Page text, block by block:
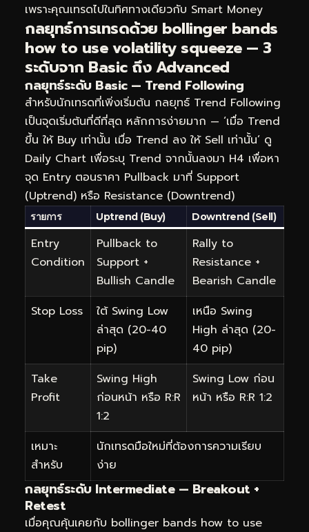
เพราะคุณเทรดไปในทิศทางเดียวกับ Smart Money
กลยุทธ์การเทรดด้วย bollinger bands
how to use volatility squeeze — 3
ระดับจาก Basic ถึง Advanced
กลยุทธ์ระดับ Basic — Trend Following
สำหรับนักเทรดที่เพิ่งเริ่มต้น กลยุทธ์ Trend Following
เป็นจุดเริ่มต้นที่ดีที่สุด หลักการง่ายมาก — ‘เมื่อ Trend
ขึ้น ให้ Buy เท่านั้น เมื่อ Trend ลง ให้ Sell เท่านั้น’ ดู
Daily Chart เพื่อระบุ Trend จากนั้นลงมา H4 เพื่อหา
จุด Entry ตอนราคา Pullback มาที่ Support
(Uptrend) หรือ Resistance (Downtrend)
รายการ Uptrend (Buy) Downtrend (Sell)
Entry
Condition
Pullback to
Support +
Bullish Candle
Rally to
Resistance +
Bearish Candle
Stop Loss
ใต้ Swing Low
ล่าสุด (20-40
pip)
เหนือ Swing
High ล่าสุด (20-
40 pip)
Take
Profit
Swing High
ก่อนหน้า หรือ R:R
1:2
Swing Low ก่อน
หน้า หรือ R:R 1:2
เหมาะ
สำหรับ
นักเทรดมือใหม่ที่ต้องการความเรียบ
ง่าย
กลยุทธ์ระดับ Intermediate — Breakout +
Retest
เมื่อคุณคุ้นเคยกับ bollinger bands how to use